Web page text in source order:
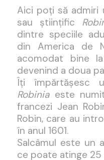
Aici poți să admiri
sau științific
dintre speciile
din America de
acomodat bine
devenind a doua
Îți împărtășesc
Robiniaeste numit
francezi Jean
Robin, care au
în anul 1601.
Salcâmul este un
ce poate atinge